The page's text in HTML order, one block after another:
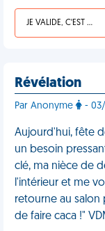
JE VALIDE, C'EST UNE VDM
Révélation
Par Anonyme -
Aujourd'hui, fête
un besoin
clé, ma nièce de
l'intérieur et me
retourne au salon
de faire caca !"